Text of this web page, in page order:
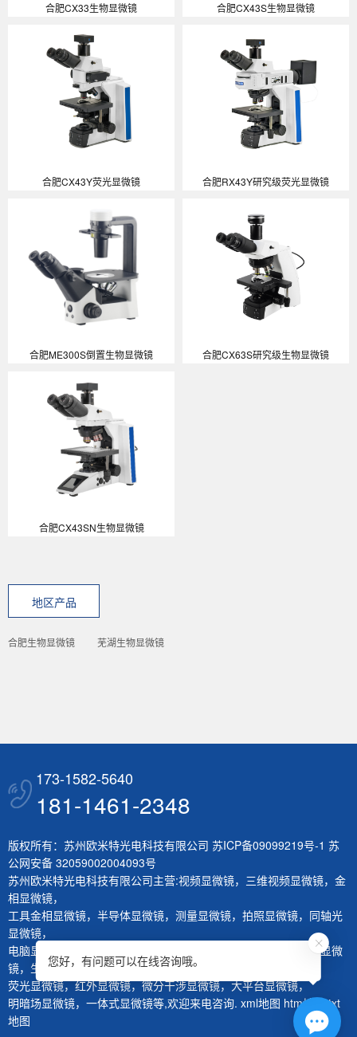
合肥CX33生物显微镜 合肥CX43S生物显微镜
合肥CX43Y荧光显微镜 合肥RX43Y研究级荧光显微镜
合肥ME300S倒置生物显微镜 合肥CX63S研究级生物显微镜
合肥CX43SN生物显微镜
地区产品
合肥生物显微镜 芜湖生物显微镜
173-1582-5640
181-1461-2348
版权所有：苏州欧米特光电科技有限公司 苏ICP备09099219号-1 苏
公网安备 32059002004093号
苏州欧米特光电科技有限公司主营:视频显微镜， 三维视频显微镜， 金
相显微镜，
工具金相显微镜， 半导体显微镜， 测量显微镜， 拍照显微镜， 同轴光
显微镜，
电脑显微镜
体视显微
镜， 生物显微镜，
荧光显微镜，红外显微镜，微分干涉显微镜，大平台显微镜，
明暗场显微镜， 一体式显微镜等,欢迎来电咨询. xml地图 htm地图 txt
地图
您好，有问题可以在线咨询哦。